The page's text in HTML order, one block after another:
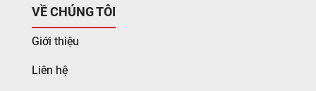
VỀ CHÚNG TÔI
Giới thiệu
Liên hệ